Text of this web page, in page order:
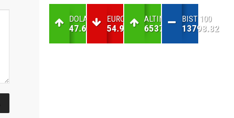
DOLAR
47.69
EURO
54.98
ALTIN
6537.92
BIST 100
13798.82